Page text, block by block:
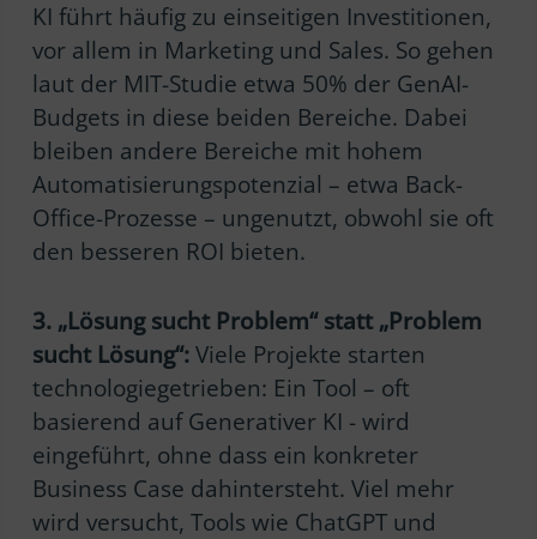
KI führt häufig zu einseitigen Investitionen,
vor allem in Marketing und Sales. So gehen
laut der MIT-Studie etwa 50% der GenAI-
Budgets in diese beiden Bereiche. Dabei
bleiben andere Bereiche mit hohem
Automatisierungspotenzial – etwa Back-
Office-Prozesse – ungenutzt, obwohl sie oft
den besseren ROI bieten.
3. „Lösung sucht Problem“ statt „Problem
sucht Lösung“: Viele Projekte starten
technologiegetrieben: Ein Tool – oft
basierend auf Generativer KI - wird
eingeführt, ohne dass ein konkreter
Business Case dahintersteht. Viel mehr
wird versucht, Tools wie ChatGPT und